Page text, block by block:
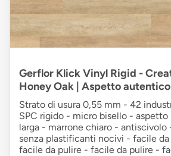
Gerflor Klick Vinyl Rigid -
Honey Oak | Aspetto autentico
Strato di usura 0,55 mm - 42
SPC rigido - micro bisello -
larga - marrone chiaro -
senza plastificanti nocivi - facile
facile da pulire - facile da pulire -